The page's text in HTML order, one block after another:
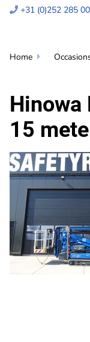
 +31 (0)252 285
Home 
15